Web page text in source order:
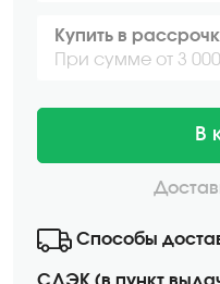
Купить в
При сумме от 3
В
Способы
СДЭК (в пункт